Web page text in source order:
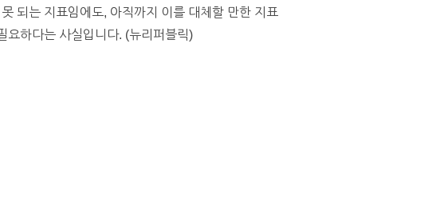
되는 지표임에도, 아직까지 이를 대체할 만한 지표
요하다는 사실입니다. (뉴리퍼블릭)